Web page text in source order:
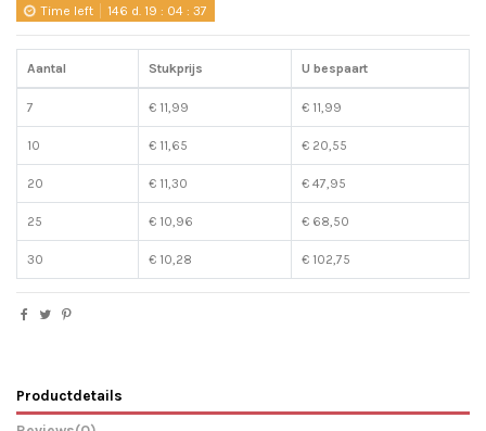
Time left 146 d. 19 : 04 :37
Aantal Stukprijs U bespaart
7 € 11,99 € 11,99
10 € 11,65 € 20,55
20 € 11,30 € 47,95
25 € 10,96 € 68,50
30 € 10,28 € 102,75
Productdetails